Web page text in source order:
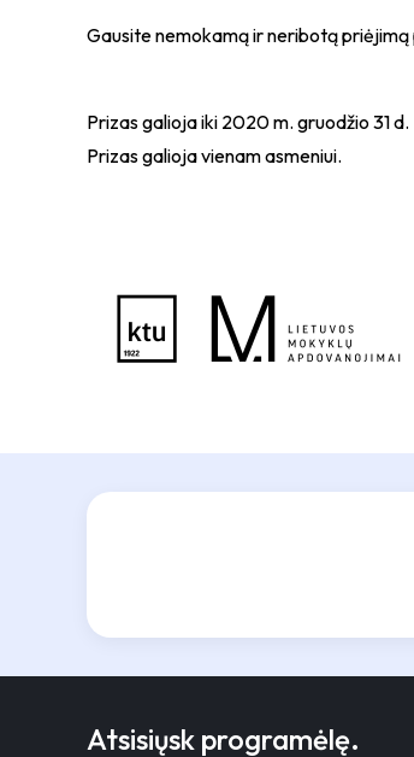
Gausite nemokamą ir neribotą
Prizas galioja iki 2020 m. gruodžio 31 d.
Prizas galioja vienam asmeniui.
Atsisiųsk programėlę.